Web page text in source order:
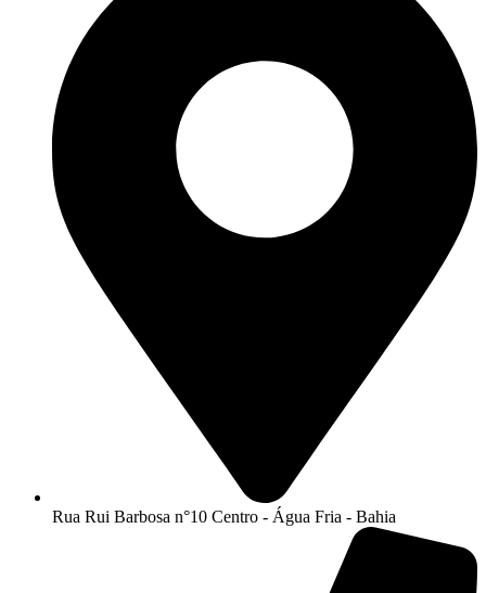
Rua Rui Barbosa n°10 Centro - Água Fria - Bahia